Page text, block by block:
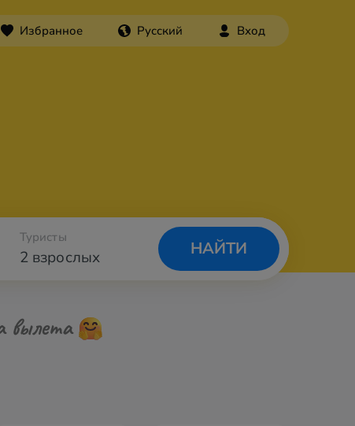
Избранное Русский Вход
2 взрослых
Туристы
НАЙТИ
вылета